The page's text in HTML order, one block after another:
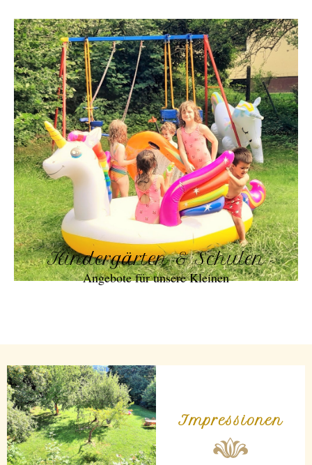
Kindergärten & Schulen
Angebote für unsere Kleinen
Impressionen